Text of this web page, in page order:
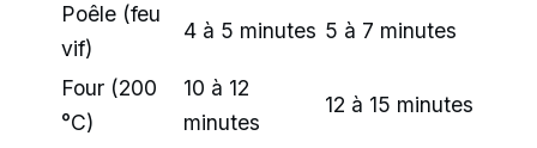
Poêle (feu
vif)
4 à 5 minutes 5 à 7 minutes
Four (200
°C)
10 à 12
minutes
12 à 15 minutes